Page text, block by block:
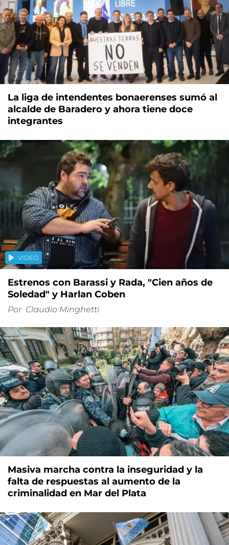
La liga de intendentes bonaerenses sumó al
alcalde de Baradero y ahora tiene doce
integrantes
VIDEO
Estrenos con Barassi y Rada, "Cien años de
Soledad" y Harlan Coben
Por Claudio Minghetti
Masiva marcha contra la inseguridad y la
falta de respuestas al aumento de la
criminalidad en Mar del Plata